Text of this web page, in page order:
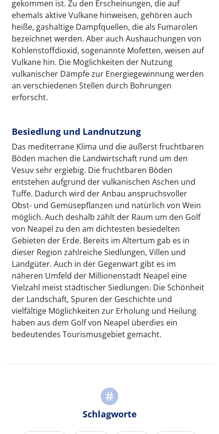
gekommen ist. Zu den Erscheinungen, die auf
ehemals aktive Vulkane hinweisen, gehören auch
heiße, gashaltige Dampfquellen, die als Fumarolen
bezeichnet werden. Aber auch Aushauchungen von
Kohlenstoffdioxid, sogenannte Mofetten, weisen auf
Vulkane hin. Die Möglichkeiten der Nutzung
vulkanischer Dämpfe zur Energiegewinnung werden
an verschiedenen Stellen durch Bohrungen
erforscht.
Besiedlung und Landnutzung
Das mediterrane Klima und die äußerst fruchtbaren
Böden machen die Landwirtschaft rund um den
Vesuv sehr ergiebig. Die fruchtbaren Böden
entstehen aufgrund der vulkanischen Aschen und
Tuffe. Dadurch wird der Anbau anspruchsvoller
Obst- und Gemüsepflanzen und natürlich von Wein
möglich. Auch deshalb zählt der Raum um den Golf
von Neapel zu den am dichtesten besiedelten
Gebieten der Erde. Bereits im Altertum gab es in
dieser Region zahlreiche Siedlungen, Villen und
Landgüter. Auch in der Gegenwart gibt es im
näheren Umfeld der Millionenstadt Neapel eine
Vielzahl meist städtischer Siedlungen. Die Schönheit
der Landschaft, Spuren der Geschichte und
vielfältige Möglichkeiten zur Erholung und Heilung
haben aus dem Golf von Neapel überdies ein
bedeutendes Tourismusgebiet gemacht.
Schlagworte